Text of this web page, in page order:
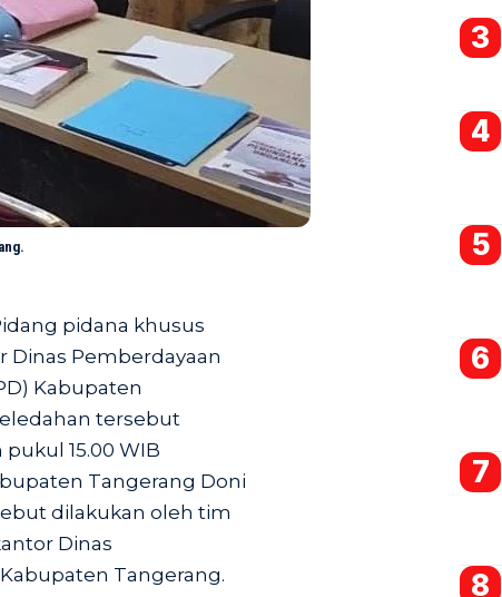
pidana khusus
Dinas Pemberdayaan
Kabupaten
tersebut
15.00 WIB
Tangerang Doni
dilakukan oleh tim
Dinas
Tangerang.